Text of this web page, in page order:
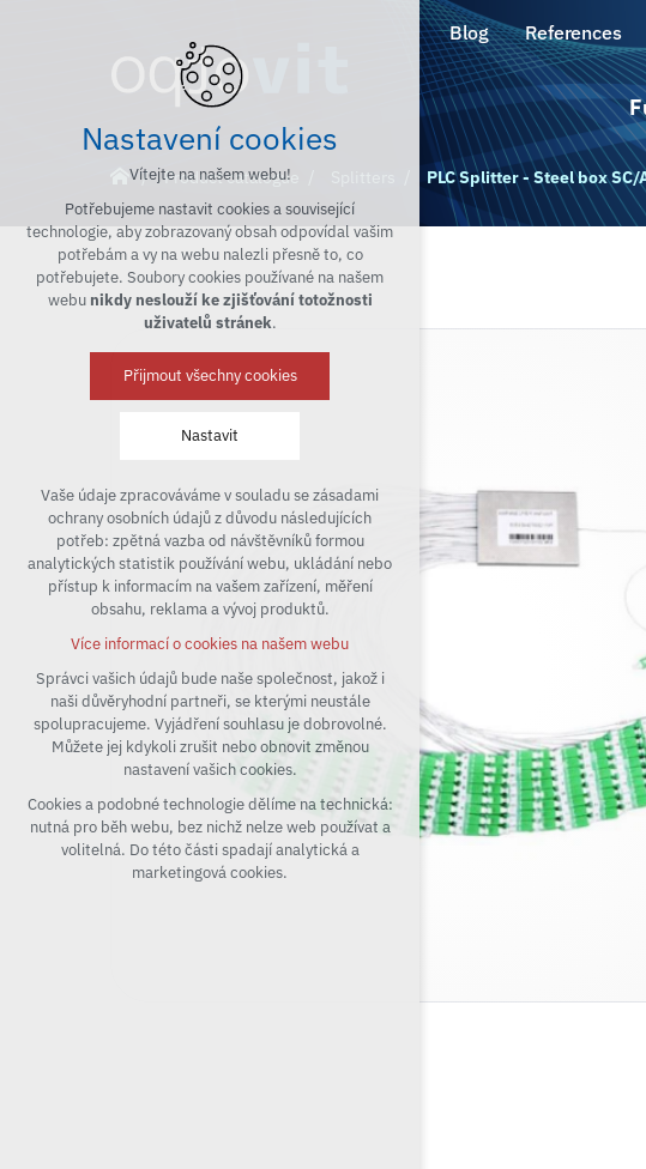
Blog References
Product catalogue PLC Splitter - Steel box SC/
Nastavení cookies
Vítejte na našem webu!
Potřebujeme nastavit cookies a související
technologie, aby zobrazovaný obsah odpovídal vašim
potřebám a vy na webu nalezli přesně to, co
potřebujete. Soubory cookies používané na našem
webu nikdy neslouží ke zjišťování totožnosti
uživatelů stránek.
Přijmout všechny cookies
Nastavit
Technická cookies
nutná pro provozování webu
udržení kontextu stránek (session):
případná přihlášení, volby jazyka, apod.
Volitelná cookies
analytická pro anonymizované vyhodnocení
návštěvnosti
marketingová cookies (Google)
Více informací o cookies na našem webu
Přijmout všechny cookies
Odmítnout vše
Vaše údaje zpracováváme v souladu se zásadami
ochrany osobních údajů z důvodu následujících
potřeb: zpětná vazba od návštěvníků formou
analytických statistik používání webu, ukládání nebo
přístup k informacím na vašem zařízení, měření
obsahu, reklama a vývoj produktů.
Více informací o cookies na našem webu
Správci vašich údajů bude naše společnost, jakož i
naši důvěryhodní partneři, se kterými neustále
spolupracujeme. Vyjádření souhlasu je dobrovolné.
Můžete jej kdykoli zrušit nebo obnovit změnou
nastavení vašich cookies.
Cookies a podobné technologie dělíme na technická:
nutná pro běh webu, bez nichž nelze web používat a
volitelná. Do této části spadají analytická a
marketingová cookies.